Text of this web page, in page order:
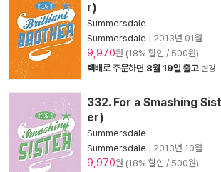
r)
Summersdale
Summersdale
2013년 01월
9,970원 (18% 할인 / 500원)
택배로 주문하면 8월 19일 출고 변경
332. For a Smashing
er)
Summersdale
Summersdale
2013년 10월
9,970원 (18% 할인 / 500원)